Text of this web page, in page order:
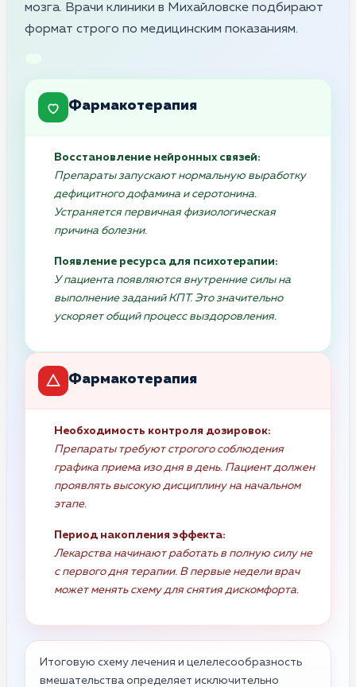
мозга. Врачи клиники в Михайловске подбирают
формат строго по медицинским показаниям.
Фармакотерапия
Восстановление нейронных связей:
Препараты запускают нормальную выработку
дефицитного дофамина и серотонина.
Устраняется первичная физиологическая
причина болезни.
Появление ресурса для психотерапии:
У пациента появляются внутренние силы на
выполнение заданий КПТ. Это значительно
ускоряет общий процесс выздоровления.
Фармакотерапия
Необходимость контроля дозировок:
Препараты требуют строгого соблюдения
графика приема изо дня в день. Пациент должен
проявлять высокую дисциплину на начальном
этапе.
Период накопления эффекта:
Лекарства начинают работать в полную силу не
с первого дня терапии. В первые недели врач
может менять схему для снятия дискомфорта.
Итоговую схему лечения и целелесообразность
вмешательства определяет исключительно